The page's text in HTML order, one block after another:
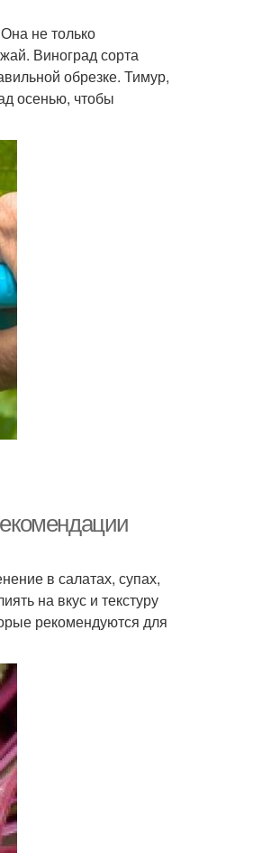
не только
Виноград сорта
обрезке. Тимур,
осенью, чтобы
в салатах, супах,
на вкус и текстуру
рекомендуются для